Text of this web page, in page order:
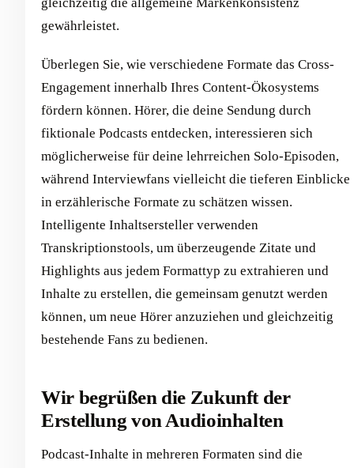
gewährleistet.
Überlegen Sie, wie verschiedene Formate das Cross-
Engagement innerhalb Ihres Content-Ökosystems
fördern können. Hörer, die deine Sendung durch
fiktionale Podcasts entdecken, interessieren sich
möglicherweise für deine lehrreichen Solo-Episoden,
während Interviewfans vielleicht die tieferen Einblicke
in erzählerische Formate zu schätzen wissen.
Intelligente Inhaltsersteller verwenden
Transkriptionstools, um überzeugende Zitate und
Highlights aus jedem Formattyp zu extrahieren und
Inhalte zu erstellen, die gemeinsam genutzt werden
können, um neue Hörer anzuziehen und gleichzeitig
bestehende Fans zu bedienen.
Wir begrüßen die Zukunft der
Erstellung von Audioinhalten
Podcast-Inhalte in mehreren Formaten sind die